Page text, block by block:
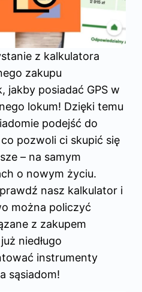
z kalkulatora
zakupu
jakby posiadać GPS w
lokum! Dzięki temu
podejść do
pozwoli ci skupić się
– na samym
o nowym życiu.
nasz kalkulator i
można policzyć
z zakupem
niedługo
instrumenty
sąsiadom!